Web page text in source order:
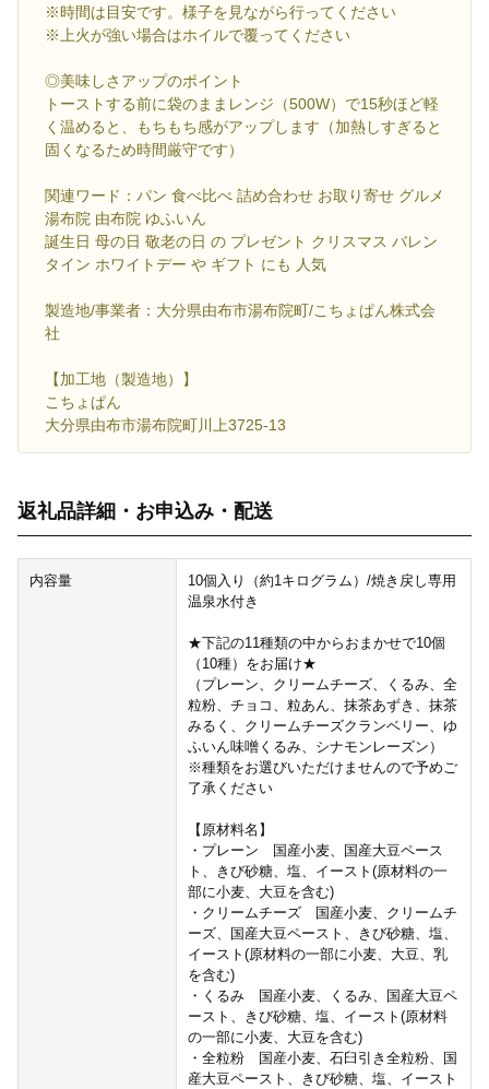
※時間は目安です。様子を見ながら行ってください
※上火が強い場合はホイルで覆ってください
◎美味しさアップのポイント
トーストする前に袋のままレンジ（500W）で15秒ほど軽
く温めると、もちもち感がアップします（加熱しすぎると
固くなるため時間厳守です）
関連ワード：パン 食べ比べ 詰め合わせ お取り寄せ グルメ
湯布院 由布院 ゆふいん
誕生日 母の日 敬老の日 の プレゼント クリスマス バレン
タイン ホワイトデー や ギフト にも 人気
製造地/事業者：大分県由布市湯布院町/こちょぱん株式会
社
【加工地（製造地）】
こちょぱん
大分県由布市湯布院町川上3725-13
返礼品詳細・お申込み・配送
内容量
10個入り（約1キログラム）/焼き戻し専用
温泉水付き
★下記の11種類の中からおまかせで10個
（10種）をお届け★
（プレーン、クリームチーズ、くるみ、全
粒粉、チョコ、粒あん、抹茶あずき、抹茶
みるく、クリームチーズクランベリー、ゆ
ふいん味噌くるみ、シナモンレーズン）
※種類をお選びいただけませんので予めご
了承ください
【原材料名】
・プレーン 国産小麦、国産大豆ペース
ト、きび砂糖、塩、イースト(原材料の一
部に小麦、大豆を含む)
・クリームチーズ 国産小麦、クリームチ
ーズ、国産大豆ペースト、きび砂糖、塩、
イースト(原材料の一部に小麦、大豆、乳
を含む)
・くるみ 国産小麦、くるみ、国産大豆ペ
ースト、きび砂糖、塩、イースト(原材料
の一部に小麦、大豆を含む)
・全粒粉 国産小麦、石臼引き全粒粉、国
産大豆ペースト、きび砂糖、塩、イースト